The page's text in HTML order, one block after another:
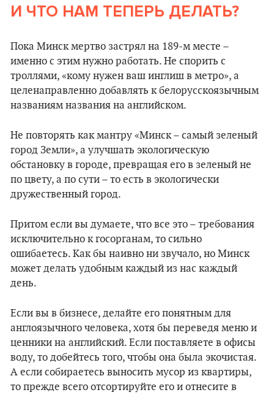
И ЧТО НАМ ТЕПЕРЬ ДЕЛАТЬ?
Пока Минск мертво застрял на 189-м месте –
именно с этим нужно работать. Не спорить с
троллями, «кому нужен ваш инглиш в метро», а
целенаправленно добавлять к белорусскоязычным
названиям названия на английском.
Не повторять как мантру «Минск – самый зеленый
город Земли», а улучшать экологическую
обстановку в городе, превращая его в зеленый не
по цвету, а по сути – то есть в экологически
дружественный город.
Притом если вы думаете, что все это – требования
исключительно к госорганам, то сильно
ошибаетесь. Как бы наивно ни звучало, но Минск
может делать удобным каждый из нас каждый
день.
Если вы в бизнесе, делайте его понятным для
англоязычного человека, хотя бы переведя меню и
ценники на английский. Если поставляете в офисы
воду, то добейтесь того, чтобы она была экочистая.
А если собираетесь выносить мусор из квартиры,
то прежде всего отсортируйте его и отнесите в